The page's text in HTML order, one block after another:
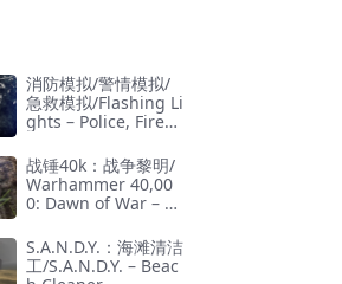
消防模拟/警情模拟/
急救模拟/Flashing Li
ghts – Police, Firefi
Services Simulator
战锤40k：战争黎明/
Warhammer 40,00
0: Dawn of War – D
S.A.N.D.Y.：海滩清洁
工/S.A.N.D.Y. – Beac